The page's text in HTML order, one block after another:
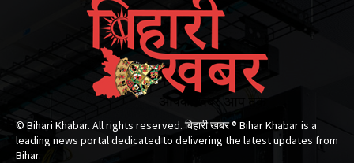
© Bihari Khabar. All rights reserved. बिहारी खबर ®​ Bihar Khabar is a
leading news portal dedicated to delivering the latest updates from
Bihar.